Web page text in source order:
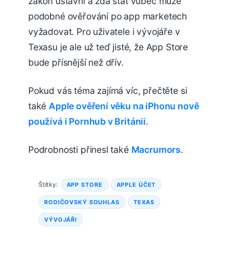
podobné ověřování po app marketech
vyžadovat. Pro uživatele i vývojáře v
Texasu je ale už teď jisté, že App Store
bude přísnější než dřív.
Pokud vás téma zajímá víc, přečtěte si
takéApple ověření věku na iPhonu nově
používá i Pornhub v Británii.
Podrobnosti přinesl také Macrumors.
Štítky: APP STORE APPLE ÚČET
RODIČOVSKÝ SOUHLAS TEXAS
VÝVOJÁŘI